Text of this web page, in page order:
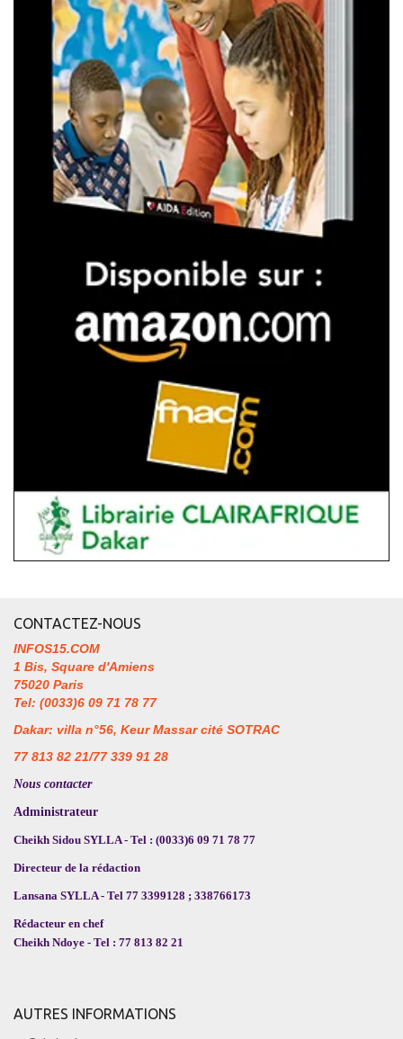
CONTACTEZ-NOUS
INFOS15.COM
1 Bis, Square d'Amiens
75020 Paris
Tel: (0033)6 09 71 78 77
Dakar: villa n°56, Keur Massar cité SOTRAC
77 813 82 21/77 339 91 28
Nous contacter
Administrateur
Cheikh Sidou SYLLA - Tel : (0033)6 09 71 78 77
Directeur de la rédaction
Lansana SYLLA - Tel 77 3399128 ; 338766173
Rédacteur en chef
Cheikh Ndoye - Tel : 77 813 82 21
AUTRES INFORMATIONS